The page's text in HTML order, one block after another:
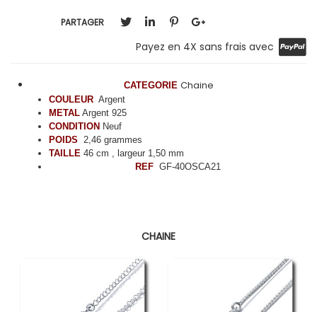
PARTAGER
Payez en 4X sans frais avec
CATEGORIE Chaine
COULEUR Argent
METAL Argent 925
CONDITION Neuf
POIDS 2,46 grammes
TAILLE 46 cm , largeur 1,50 mm
REF GF-40OSCA21
CHAINE